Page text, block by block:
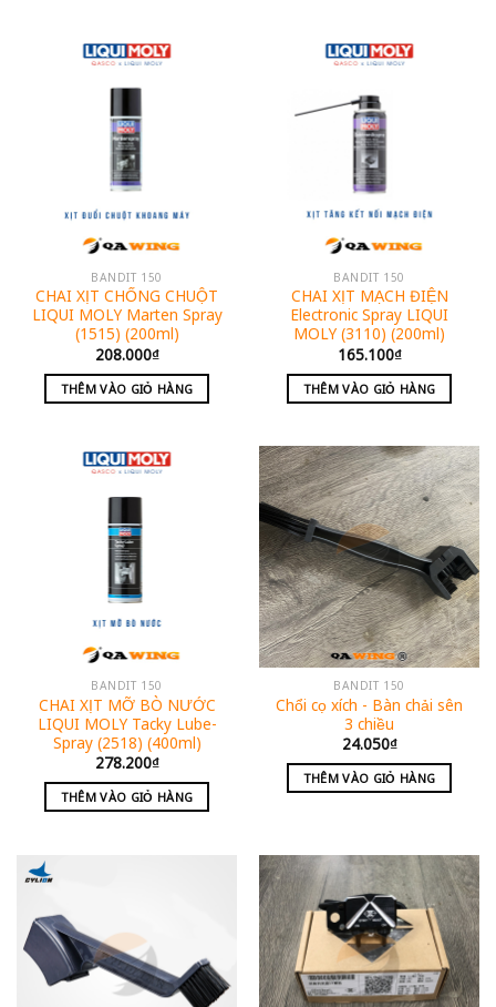
BANDIT 150
CHAI XỊT CHỐNG CHUỘT
LIQUI MOLY Marten Spray
(1515) (200ml)
208.000₫
THÊM VÀO GIỎ HÀNG
BANDIT 150
CHAI XỊT MẠCH ĐIỆN
Electronic Spray LIQUI
MOLY (3110) (200ml)
165.100₫
THÊM VÀO GIỎ HÀNG
BANDIT 150
CHAI XỊT MỠ BÒ NƯỚC
LIQUI MOLY Tacky Lube-
Spray (2518) (400ml)
278.200₫
THÊM VÀO GIỎ HÀNG
BANDIT 150
Chổi cọ xích - Bàn chải sên
3 chiều
24.050₫
THÊM VÀO GIỎ HÀNG